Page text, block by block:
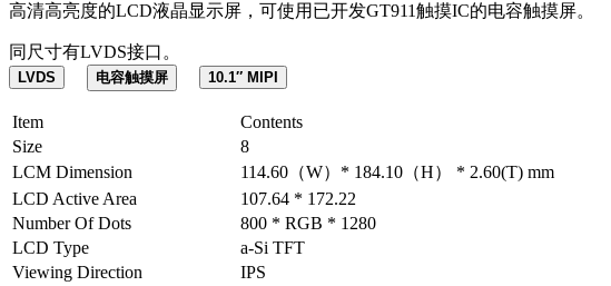
高清高亮度的LCD液晶显示屏，可使用已开发GT911触摸IC的电容触摸屏。
同尺寸有LVDS接口。
LVDS 电容触摸屏 10.1″ MIPI
Item Contents
Size
8
LCM Dimension
114.60（W）* 184.10（H） * 2.60(T) mm
LCD Active Area
107.64 * 172.22
Number Of Dots
800 * RGB * 1280
LCD Type
a-Si TFT
Viewing Direction
IPS